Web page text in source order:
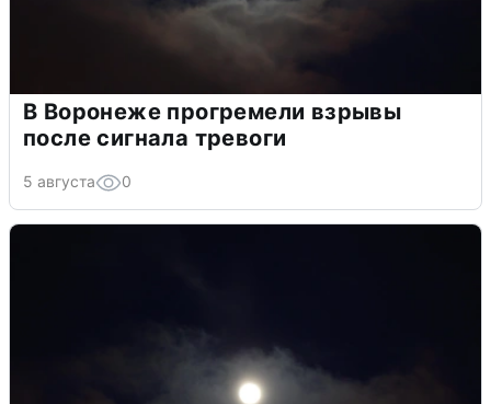
В Воронеже прогремели взрывы
после сигнала тревоги
5 августа 0